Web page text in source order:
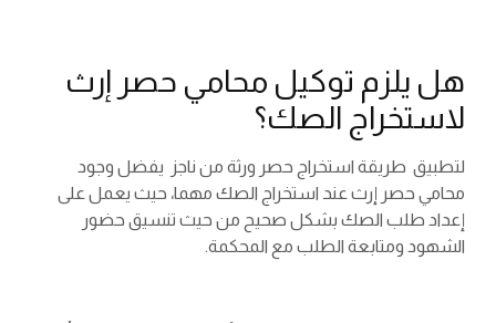
هل يلزم توكيل محامي حصر إرث
لاستخراج الصك؟
لتطبيق طريقة استخراج حصر ورثة من ناجز يفضل وجود
محامي حصر إرث عند استخراج الصك مهما، حيث يعمل على
إعداد طلب الصك بشكل صحيح من حيث تنسيق حضور
الشهود ومتابعة الطلب مع المحكمة.